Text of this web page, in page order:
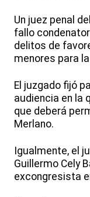
Un juez penal
fallo
delitos de
menores para
El juzgado fijó
audiencia en la
que deberá
Merlano.
Igualmente, el
Guillermo Cely
excongresista